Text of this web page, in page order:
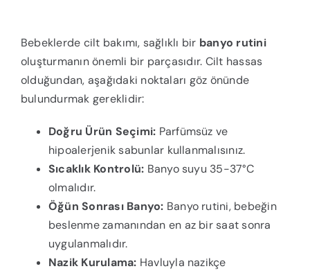
Bebeklerde cilt bakımı, sağlıklı bir banyo rutini
oluşturmanın önemli bir parçasıdır. Cilt hassas
olduğundan, aşağıdaki noktaları göz önünde
bulundurmak gereklidir:
Doğru Ürün Seçimi: Parfümsüz ve
hipoalerjenik sabunlar kullanmalısınız.
Sıcaklık Kontrolü: Banyo suyu 35-37°C
olmalıdır.
Öğün Sonrası Banyo: Banyo rutini, bebeğin
beslenme zamanından en az bir saat sonra
uygulanmalıdır.
Nazik Kurulama: Havluyla nazikçe